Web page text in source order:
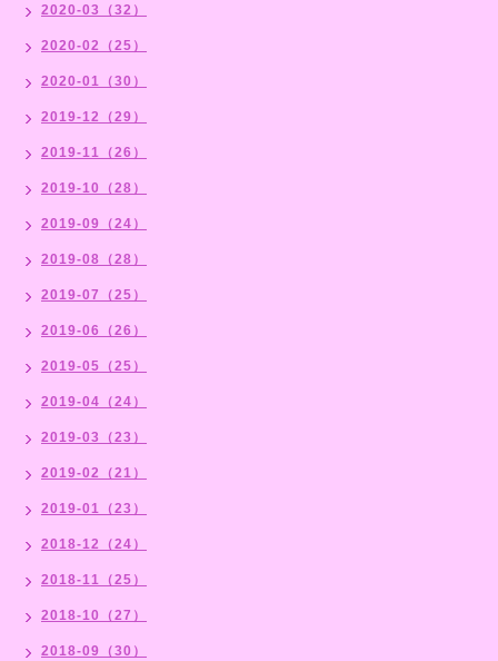
2020-03（32）
2020-02（25）
2020-01（30）
2019-12（29）
2019-11（26）
2019-10（28）
2019-09（24）
2019-08（28）
2019-07（25）
2019-06（26）
2019-05（25）
2019-04（24）
2019-03（23）
2019-02（21）
2019-01（23）
2018-12（24）
2018-11（25）
2018-10（27）
2018-09（30）